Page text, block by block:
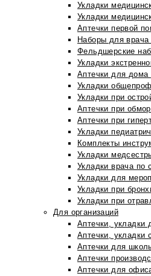
Укладки
Укладки
Аптечки первой
Наборы для врача
Фельдшерские
Укладки
Аптечки для дома
Укладки
Укладки при
Аптечки при
Аптечки при
Укладки
Комплекты
Укладки
Укладки врача по
Укладки для
Укладки при
Укладки при
Для организаций
Аптечки, укладки
Аптечки, укладки
Аптечки для
Аптечки
Аптечки для